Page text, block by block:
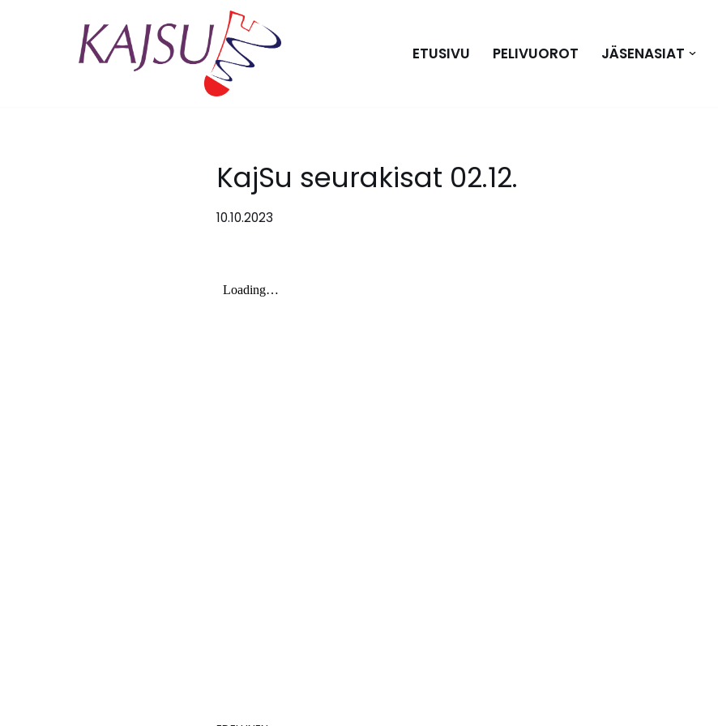
ETUSIVU PELIVUOROT JÄSENASIAT
KajSu seurakisat 02.12.
10.10.2023